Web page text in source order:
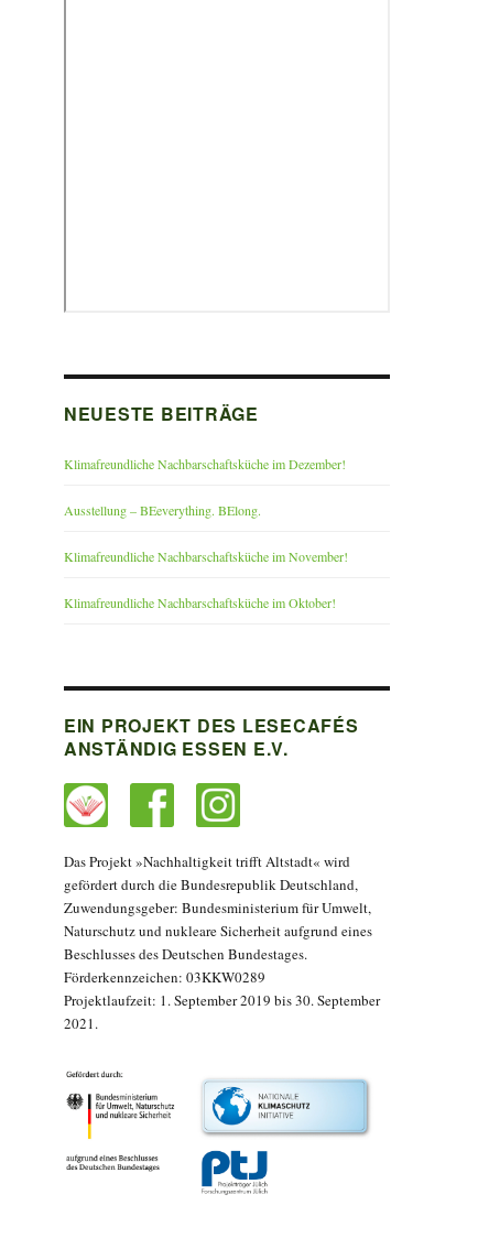
NEUESTE BEITRÄGE
Klimafreundliche Nachbarschaftsküche im Dezember!
Ausstellung – BEeverything. BElong.
Klimafreundliche Nachbarschaftsküche im November!
Klimafreundliche Nachbarschaftsküche im Oktober!
EIN PROJEKT DES LESECAFÉS
ANSTÄNDIG ESSEN E.V.
Das Projekt »Nachhaltigkeit trifft Altstadt« wird
gefördert durch die Bundesrepublik Deutschland,
Zuwendungsgeber: Bundesministerium für Umwelt,
Naturschutz und nukleare Sicherheit aufgrund eines
Beschlusses des Deutschen Bundestages.
Förderkennzeichen: 03KKW0289
Projektlaufzeit: 1. September 2019 bis 30. September
2021.